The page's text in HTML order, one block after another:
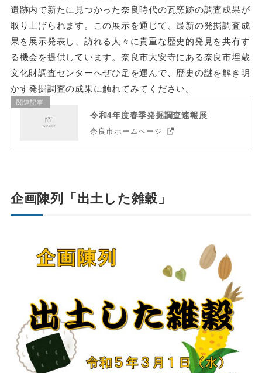
遺跡内で新たに見つかった奈良時代の瓦窯跡の調査成果が
取り上げられます。この展示を通じて、最新の発掘調査成
果を展示発表し、訪れる人々に貴重な歴史的発見を共有す
る機会を提供しています。奈良市大安寺にある奈良市埋蔵
文化財調査センターへぜひ足を運んで、歴史の謎を解き明
かす発掘調査の成果に触れてみてください。
関連記事
令和4年度春季発掘調査速報展
奈良市ホームページ
企画陳列「出土した雑穀」